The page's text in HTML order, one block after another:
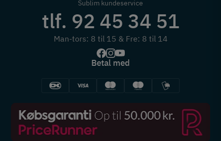
Sublim kundeservice
tlf. 92 45 34 51
Man-tors: 8 til 15 & Fre: 8 til 14
Betal med